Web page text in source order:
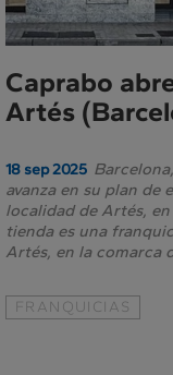
Caprabo
Artés
18 sep 2025
avanza en su plan de
localidad de Artés,
tienda es una
Artés, en la comarca
FRANQUICIAS